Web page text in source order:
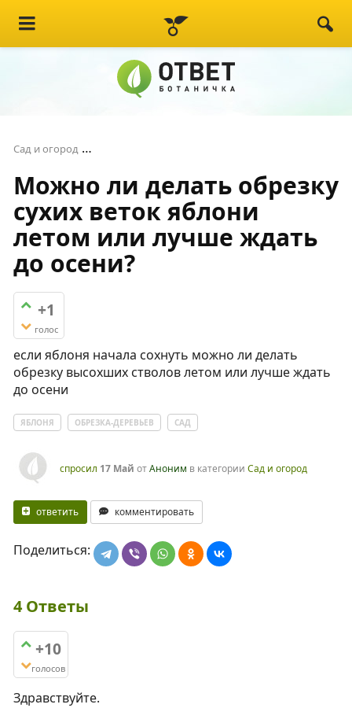
Сад и огород
Можно ли делать обрезку
сухих веток яблони
летом или лучше ждать
до осени?
+1
голос
если яблоня начала сохнуть можно ли делать
обрезку высохших стволов летом или лучше ждать
до осени
ЯБЛОНЯ ОБРЕЗКА-ДЕРЕВЬЕВ САД
спросил 17 Май отАноним в категории Сад и огород
ответить комментировать
Поделиться:
4Ответы
+10
голосов
Здравствуйте.